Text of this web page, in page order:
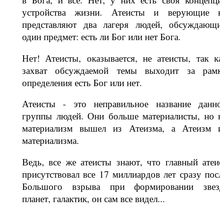
устройства жизни. Атеисты и верующие
представляют два лагеря людей,
один предмет: есть ли Бог или нет Бога.
Нет! Атеисты, оказывается, не атеисты, так
захват обсуждаемой темы выхо­дит за
определения есть Бог или нет.
Атеисты - это неправильное название
группы людей. Они больше мате­риалисты, но
материализм вышел из Атеизма, а Атеизм
материализма.
Ведь, все же атеисты знают, что глав­ный
присутствовал все 17 милли­ардов лет сразу
Большого взрыва при формировании
планет, галак­тик, он сам все видел...